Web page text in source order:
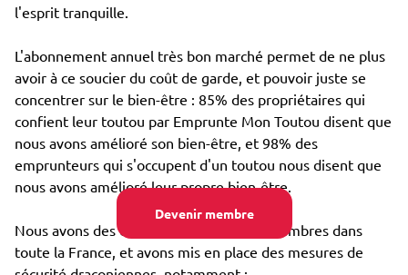
Devenir membre
l'esprit tranquille.
L'abonnement annuel très bon marché permet de ne plus
avoir à ce soucier du coût de garde, et pouvoir juste se
concentrer sur le bien-être : 85% des propriétaires qui
confient leur toutou par Emprunte Mon Toutou disent que
nous avons amélioré son bien-être, et 98% des
emprunteurs qui s'occupent d'un toutou nous disent que
nous avons amélioré leur propre bien-être.
Nous avons des dizaines de milliers de membres dans
toute la France, et avons mis en place des mesures de